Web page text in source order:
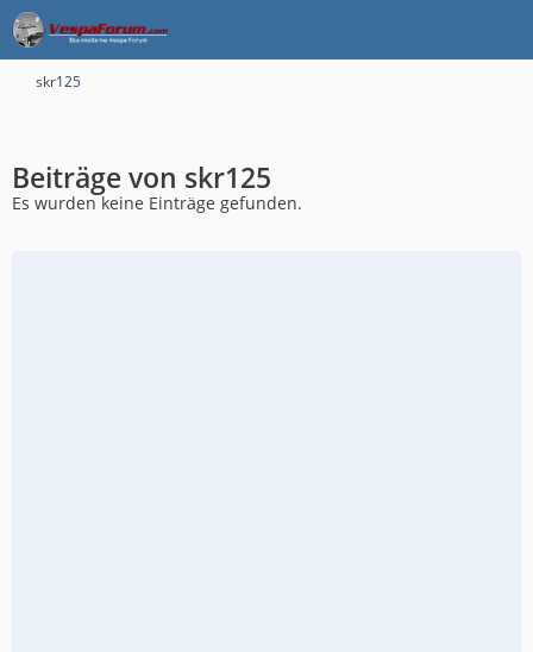
skr125
Beiträge von skr125
Es wurden keine Einträge gefunden.